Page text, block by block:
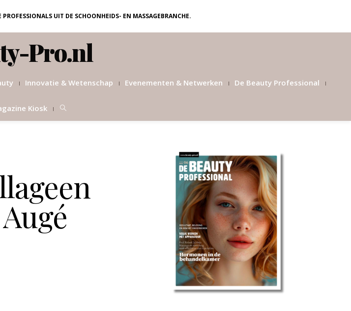
UIT DE SCHOONHEIDS- EN MASSAGEBRANCHE.
Pro.nl
Innovatie & Wetenschap Evenementen & Netwerken De Beauty Professional
Kiosk